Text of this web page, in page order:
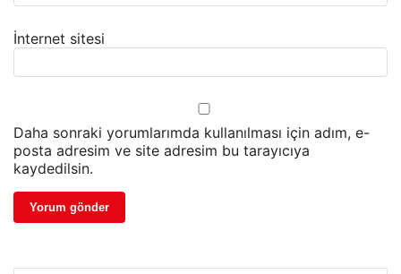
İnternet sitesi
Daha sonraki yorumlarımda kullanılması için adım, e-
posta adresim ve site adresim bu tarayıcıya
kaydedilsin.